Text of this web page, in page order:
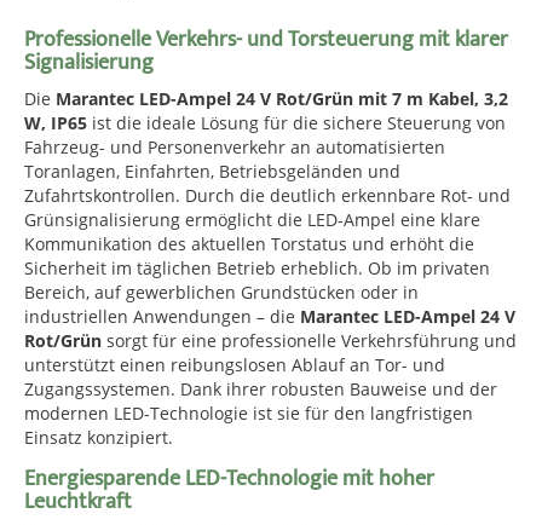
Professionelle Verkehrs- und Torsteuerung mit klarer
Signalisierung
Die Marantec LED-Ampel 24 V Rot/Grün mit 7 m Kabel, 3,2
W, IP65 ist die ideale Lösung für die sichere Steuerung von
Fahrzeug- und Personenverkehr an automatisierten
Toranlagen, Einfahrten, Betriebsgeländen und
Zufahrtskontrollen. Durch die deutlich erkennbare Rot- und
Grünsignalisierung ermöglicht die LED-Ampel eine klare
Kommunikation des aktuellen Torstatus und erhöht die
Sicherheit im täglichen Betrieb erheblich. Ob im privaten
Bereich, auf gewerblichen Grundstücken oder in
industriellen Anwendungen – die Marantec LED-Ampel 24 V
Rot/Grün sorgt für eine professionelle Verkehrsführung und
unterstützt einen reibungslosen Ablauf an Tor- und
Zugangssystemen. Dank ihrer robusten Bauweise und der
modernen LED-Technologie ist sie für den langfristigen
Einsatz konzipiert.
Energiesparende LED-Technologie mit hoher
Leuchtkraft